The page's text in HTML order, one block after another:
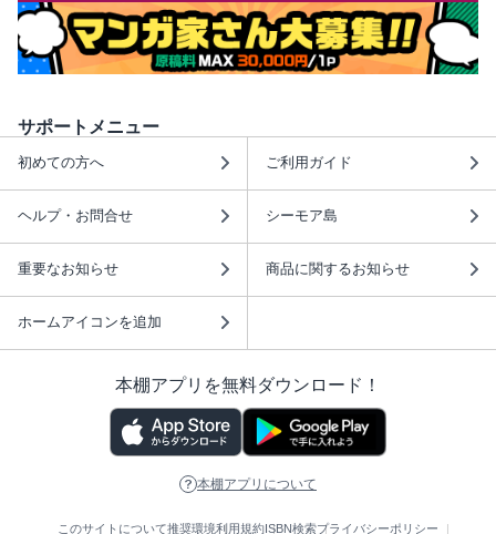
サポートメニュー
初めての方へ ご利用ガイド
ヘルプ・お問合せ シーモア島
重要なお知らせ 商品に関するお知らせ
ホームアイコンを追加
本棚アプリを無料ダウンロード！
本棚アプリについて
このサイトについて推奨環境利用規約ISBN検索プライバシーポリシー